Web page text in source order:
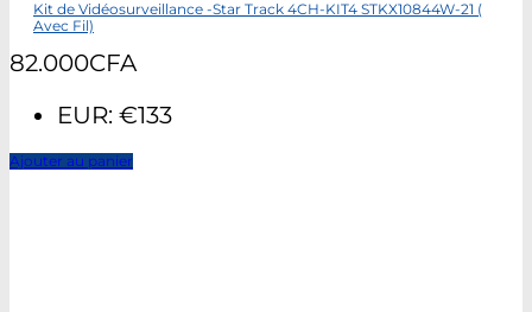
Kit de Vidéosurveillance -Star Track 4CH-KIT4 STKX10844W-21 (
Avec Fil)
82.000CFA
EUR: €133
Ajouter au panier